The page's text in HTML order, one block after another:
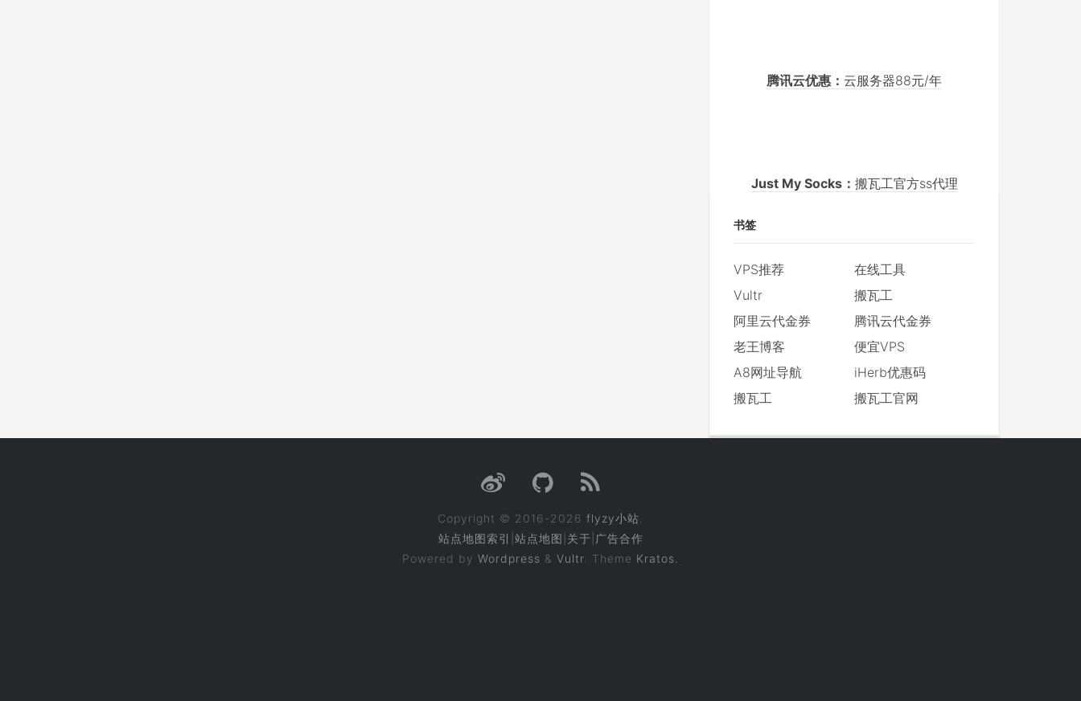
腾讯云优惠： 云服务器88元/年
Just My Socks： 搬瓦工官方ss代理
书签
VPS推荐
在线工具
Vultr
搬瓦工
阿里云代金券
腾讯云代金券
老王博客
便宜VPS
A8网址导航
iHerb优惠码
搬瓦工
搬瓦工官网
Copyright © 2016-2026 flyzy小站
站点地图索引 站点地图 关于 广告合作
Powered by Wordpress & Vultr . Theme Kratos.